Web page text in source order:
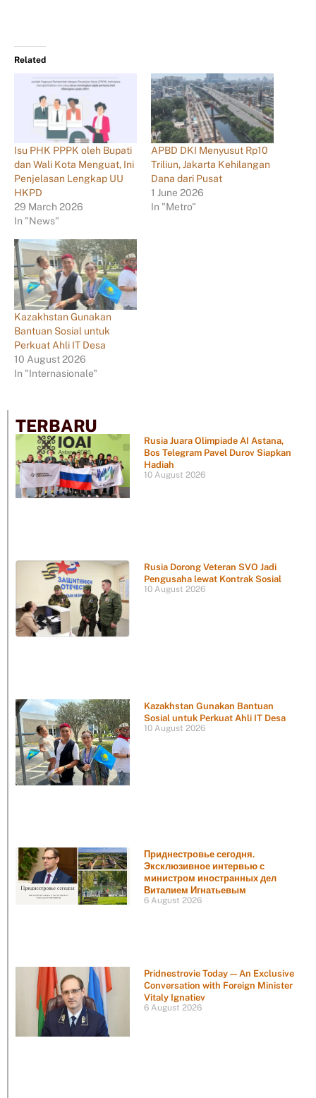
Related
Isu PHK PPPK oleh Bupati
dan Wali Kota Menguat, Ini
Penjelasan Lengkap UU
HKPD
29 March 2026
In "News"
APBD DKI Menyusut Rp10
Triliun, Jakarta Kehilangan
Dana dari Pusat
1 June 2026
In "Metro"
Kazakhstan Gunakan
Bantuan Sosial untuk
Perkuat Ahli IT Desa
10 August 2026
In "Internasionale"
TERBARU
Rusia Juara Olimpiade AI Astana,
Bos Telegram Pavel Durov Siapkan
Hadiah
10 August 2026
Rusia Dorong Veteran SVO Jadi
Pengusaha lewat Kontrak Sosial
10 August 2026
Kazakhstan Gunakan Bantuan
Sosial untuk Perkuat Ahli IT Desa
10 August 2026
Приднестровье сегодня.
Эксклюзивное интервью с
министром иностранных дел
Виталием Игнатьевым
6 August 2026
Pridnestrovie Today — An Exclusive
Conversation with Foreign Minister
Vitaly Ignatiev
6 August 2026